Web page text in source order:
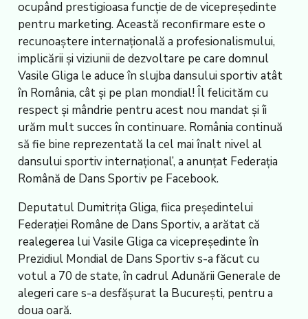
ocupând prestigioasa funcție de de vicepreședinte
pentru marketing. Această reconfirmare este o
recunoaștere internațională a profesionalismului,
implicării și viziunii de dezvoltare pe care domnul
Vasile Gliga le aduce în slujba dansului sportiv atât
în România, cât și pe plan mondial! Îl felicităm cu
respect și mândrie pentru acest nou mandat și îi
urăm mult succes în continuare. România continuă
să fie bine reprezentată la cel mai înalt nivel al
dansului sportiv internațional’, a anunțat Federația
Română de Dans Sportiv pe Facebook.
Deputatul Dumitrița Gliga, fiica președintelui
Federației Române de Dans Sportiv, a arătat că
realegerea lui Vasile Gliga ca vicepreședinte în
Prezidiul Mondial de Dans Sportiv s-a făcut cu
votul a 70 de state, în cadrul Adunării Generale de
alegeri care s-a desfășurat la București, pentru a
doua oară.